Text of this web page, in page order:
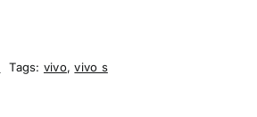
Tags: vivo,vivo s